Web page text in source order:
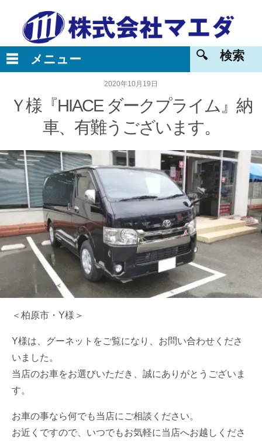
2020年10月19日
Ｙ様『HIACE ダークプライム』納
車、有難うございます。
＜柏原市・Y様＞
Y様は、グーネットをご覧になり、お問い合わせくださ
いました。
当店のお車をお選びいただき、誠にありがとうございま
す。
お車の事なら何でも当店にご相談ください。
お近くですので、いつでもお気軽に当店へお越しくださ